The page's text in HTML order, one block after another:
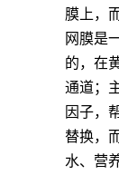
膜上，
网膜是
的，在
通道；
因子，
替换，
水、营